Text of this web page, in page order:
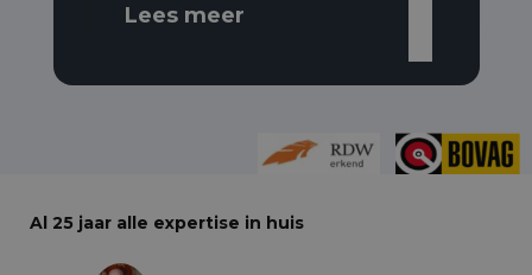
Lees meer
Al 25 jaar alle expertise in huis